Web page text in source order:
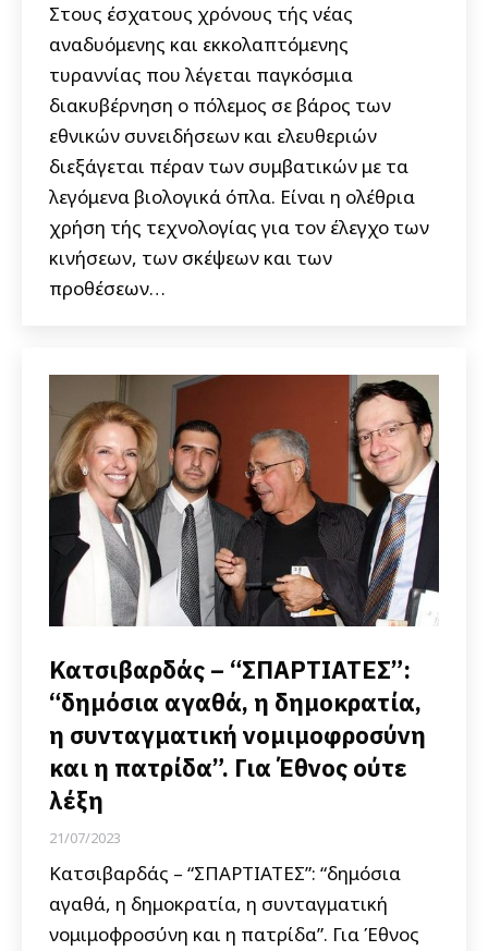
Στους έσχατους χρόνους τής νέας
αναδυόμενης και εκκολαπτόμενης
τυραννίας που λέγεται παγκόσμια
διακυβέρνηση ο πόλεμος σε βάρος των
εθνικών συνειδήσεων και ελευθεριών
διεξάγεται πέραν των συμβατικών με τα
λεγόμενα βιολογικά όπλα. Είναι η ολέθρια
χρήση τής τεχνολογίας για τον έλεγχο των
κινήσεων, των σκέψεων και των
προθέσεων…
Κατσιβαρδάς – “ΣΠΑΡΤΙΑΤΕΣ”:
“δημόσια αγαθά, η δημοκρατία,
η συνταγματική νομιμοφροσύνη
και η πατρίδα”. Για Έθνος ούτε
λέξη
21/07/2023
Κατσιβαρδάς – “ΣΠΑΡΤΙΑΤΕΣ”: “δημόσια
αγαθά, η δημοκρατία, η συνταγματική
νομιμοφροσύνη και η πατρίδα”. Για Έθνος